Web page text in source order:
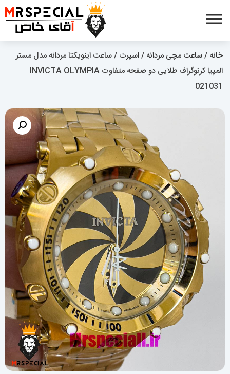
خانه /ساعت مچی مردانه /اسپرت / ساعت اینویکتا مردانه مدل مستر
المپیا کرنوگراف طلایی دو صفحه متفاوت INVICTA OLYMPIA
021031